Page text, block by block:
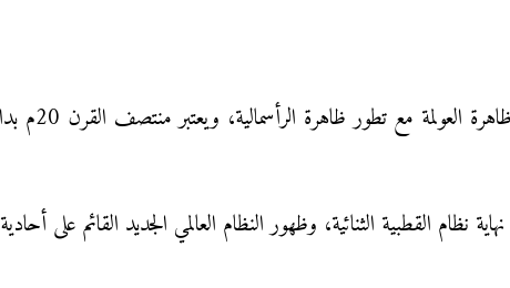
للعولمة جذور
نظام القطبية الثنائية، وظهور النظام العالمي الجديد القائم على